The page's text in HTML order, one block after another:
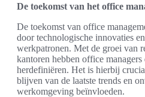
De toekomst van het office
De toekomst van office
door technologische innovaties
werkpatronen. Met de groei van
kantoren hebben office
herdefiniëren. Het is hierbij
blijven van de laatste trends en
werkomgeving beïnvloeden.